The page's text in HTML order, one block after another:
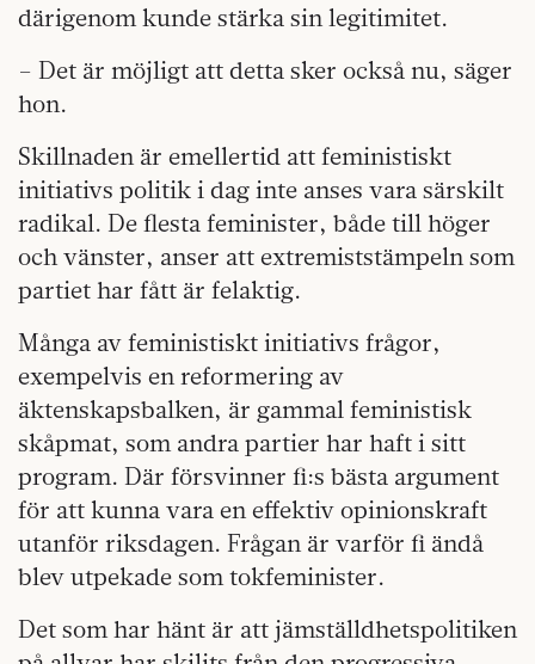
därigenom kunde stärka sin legitimitet.
– Det är möjligt att detta sker också nu, säger
hon.
Skillnaden är emellertid att feministiskt
initiativs politik i dag inte anses vara särskilt
radikal. De flesta feminister, både till höger
och vänster, anser att extremiststämpeln som
partiet har fått är felaktig.
Många av feministiskt initiativs frågor,
exempelvis en reformering av
äktenskapsbalken, är gammal feministisk
skåpmat, som andra partier har haft i sitt
program. Där försvinner fi:s bästa argument
för att kunna vara en effektiv opinionskraft
utanför riksdagen. Frågan är varför fi ändå
blev utpekade som tokfeminister.
Det som har hänt är att jämställdhetspolitiken